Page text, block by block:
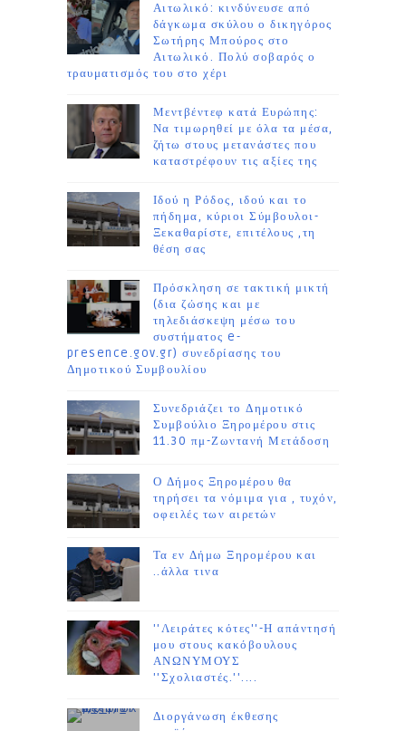
Αιτωλικό: κινδύνευσε από
δάγκωμα σκύλου ο δικηγόρος
Σωτήρης Μπούρος στο
Αιτωλικό. Πολύ σοβαρός ο
τραυματισμός του στο χέρι
Μεντβέντεφ κατά Ευρώπης:
Να τιμωρηθεί με όλα τα μέσα,
ζήτω στους μετανάστες που
καταστρέφουν τις αξίες της
Ιδού η Ρόδος, ιδού και το
πήδημα, κύριοι Σύμβουλοι-
Ξεκαθαρίστε, επιτέλους ,τη
θέση σας
Πρόσκληση σε τακτική μικτή
(δια ζώσης και με
τηλεδιάσκεψη μέσω του
συστήματος e-
presence.gov.gr) συνεδρίασης του
Δημοτικού Συμβουλίου
Συνεδριάζει το Δημοτικό
Συμβούλιο Ξηρομέρου στις
11.30 πμ-Ζωντανή Μετάδοση
Ο Δήμος Ξηρομέρου θα
τηρήσει τα νόμιμα για , τυχόν,
οφειλές των αιρετών
Τα εν Δήμω Ξηρομέρου και
..άλλα τινα
''Λειράτες κότες''-Η απάντησή
μου στους κακόβουλους
ΑΝΩΝΥΜΟΥΣ
''Σχολιαστές.''....
Διοργάνωση έκθεσης